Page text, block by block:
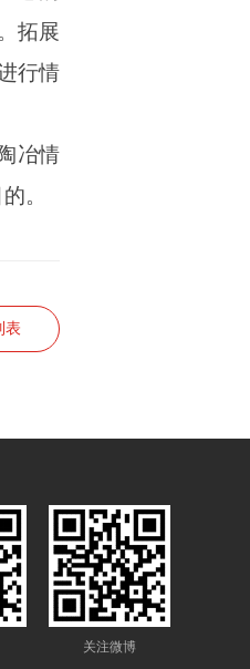
拓展
行情
冶情
。
表
关注微博